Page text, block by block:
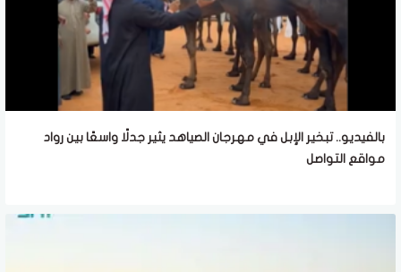
بالفيديو.. تبخير الإبل في مهرجان الصياهد يثير جدلًا واسعًا بين رواد
مواقع التواصل